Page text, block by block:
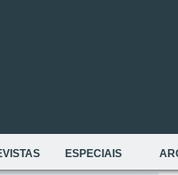
ESPECIAIS